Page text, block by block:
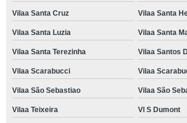
Vilaa Santa Cruz Vilaa Santa
Vilaa Santa Luzia Vilaa Santa
Vilaa Santa Terezinha Vilaa Santos
Vilaa Scarabucci Vilaa
Vilaa São Sebastiao Vilaa São
Vilaa Teixeira Vl S Dumont